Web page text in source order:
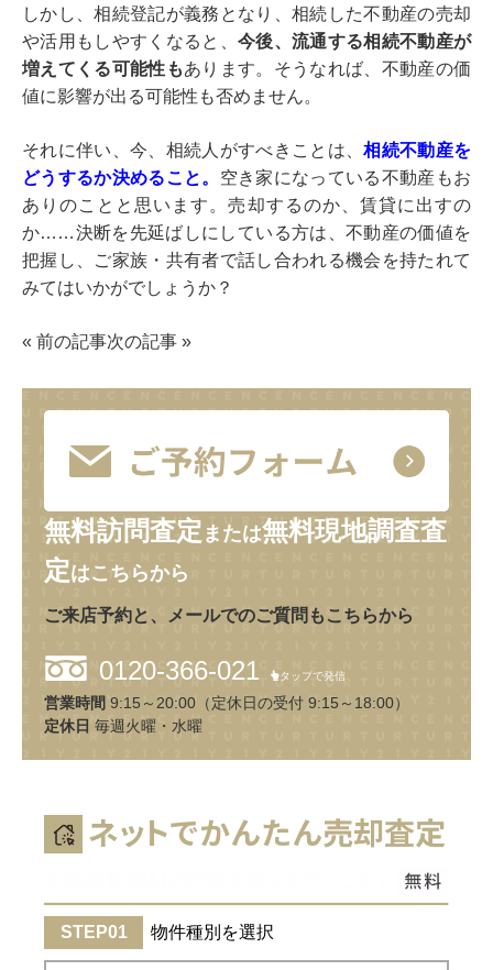
しかし、相続登記が義務となり、相続した不動産の売却
や活用もしやすくなると、 今後、流通する相続不動産が
増えてくる可能性もあります。そうなれば、不動産の価
値に影響が出る可能性も否めません。
それに伴い、今、相続人がすべきことは、相続不動産を
どうするか決めること。 空き家になっている不動産もお
ありのことと思います。売却するのか、賃貸に出すの
か……決断を先延ばしにしている方は、不動産の価値を
把握し、ご家族・共有者で話し合われる機会を持たれて
みてはいかがでしょうか？
« 前の記事次の記事 »
無料訪問査定 または無料現地調査査
定はこちらから
ご来店予約と、メールでのご質問もこちらから
0120-366-021 タップで発信
営業時間 9:15～20:00（定休日の受付 9:15～18:00）
定休日 毎週火曜・水曜
物件種別を選択